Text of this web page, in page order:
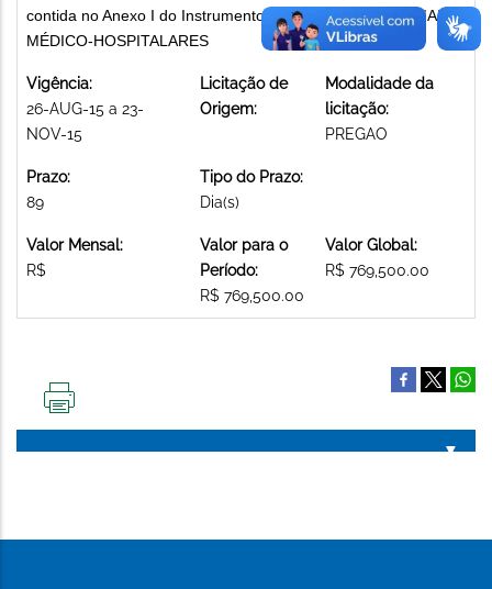
contida no Anexo I do Instrumento Convocatório. MATERIAIS
MÉDICO-HOSPITALARES
Vigência:
26-AUG-15 a 23-
NOV-15
Licitação de
Origem:
Modalidade da
licitação:
PREGAO
Prazo:
89
Tipo do Prazo:
Dia(s)
Valor Mensal:
R$
Valor para o
Período:
R$ 769,500.00
Valor Global:
R$ 769,500.00
PÁGINA